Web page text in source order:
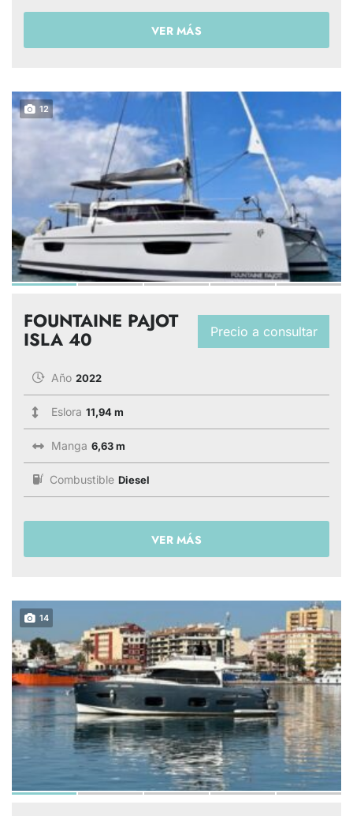
VER MÁS
12
Precio a consultar
FOUNTAINE PAJOT
ISLA 40
Año 2022
Eslora 11,94 m
Manga 6,63 m
Combustible Diesel
VER MÁS
14